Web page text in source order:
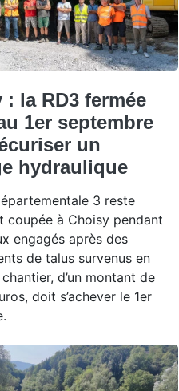
: la RD3 fermée
1er septembre
un
hydraulique
3 reste
coupée à Choisy pendant
engagés après des
de talus survenus en
d’un montant de
doit s’achever le 1er